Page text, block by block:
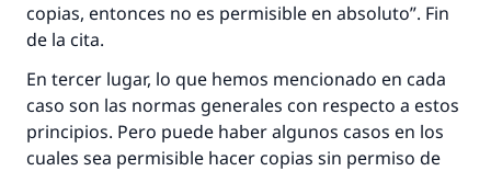
copias, entonces no es permisible en absoluto”. Fin
de la cita.
En tercer lugar, lo que hemos mencionado en cada
caso son las normas generales con respecto a estos
principios. Pero puede haber algunos casos en los
cuales sea permisible hacer copias sin permiso de